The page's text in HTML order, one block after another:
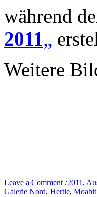
während
2011„
Weitere
Leave a Comment :2011 ,
Galerie Nord, Hertie, Moabit